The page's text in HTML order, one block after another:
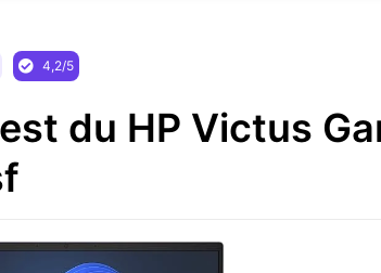
4,2/5
du HP Victus